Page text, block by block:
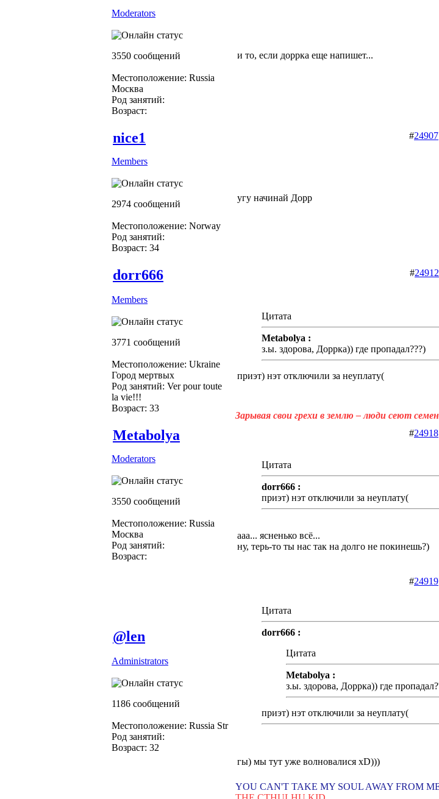
Moderators
3550 сообщений
Местоположение: Russia
Москва
Род занятий:
Возраст:
и то, если доррка еще напишет...
nice1
Members
2974 сообщений
Местоположение: Norway
Род занятий:
Возраст: 34
#24907
угу начинай Дорр
dorr666
Members
3771 сообщений
Местоположение: Ukraine
Город мертвых
Род занятий: Ver pour toute
la vie!!!
Возраст: 33
#24912
Цитата
Metabolya :
з.ы. здорова, Доррка)) где пропадал???)
приэт) нэт отключили за неуплату(
Зарывая свои грехи в землю – люди сеют
Metabolya
Moderators
3550 сообщений
Местоположение: Russia
Москва
Род занятий:
Возраст:
#24918
Цитата
dorr666 :
приэт) нэт отключили за неуплату(
ааа... ясненько всё...
ну, терь-то ты нас так на долго не покинешь?)
@len
Administrators
1186 сообщений
Местоположение: Russia Str
Род занятий:
Возраст: 32
#24919
Цитата
dorr666 :
Цитата
Metabolya :
з.ы. здорова, Доррка)) где
приэт) нэт отключили за неуплату(
гы) мы тут уже волновалися xD)))
YOU CAN'T TAKE MY SOUL AWAY FROM